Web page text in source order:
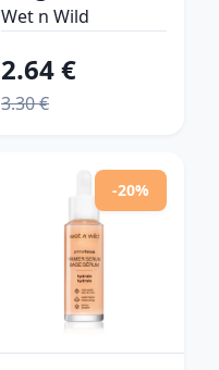
hydratačný rúž
efektom
odtieň
Wet n Wild
2.64 €
3.30 €
-20%